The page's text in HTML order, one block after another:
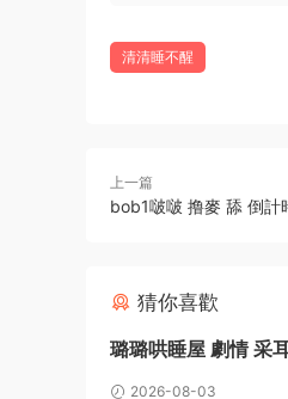
清清睡不醒
上一篇
bob1啵啵 撸麥 舔 倒計
猜你喜歡
璐璐哄睡屋 劇情 采
2026-08-03